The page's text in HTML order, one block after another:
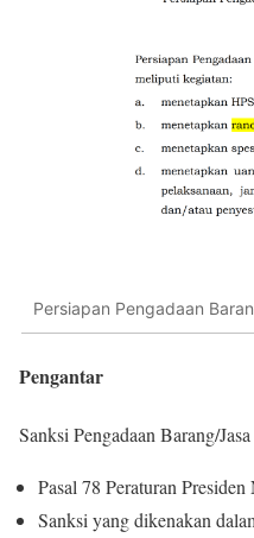
Persiapan Pengadaan
Pengantar
Sanksi Pengadaan Barang/
Pasal 78 Peraturan
Sanksi yang dikenakan